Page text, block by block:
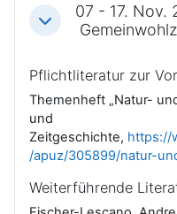
Einklappen
07 - 17. Nov.
Pflichtliteratur zur
Themenheft „Natur-
und
Zeitgeschichte, https://
/apuz/305899/natur-
Weiterführende